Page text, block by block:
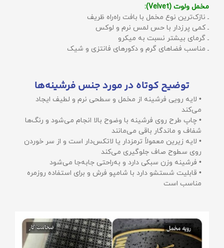
مخمل ولوت (Velvet):
ـ نازک‌ترین نوع مخمل با بافت راه‌راه ظریف
ـ کمی پرزدار با حس لمس نرم و لوکس
ـ گرمای بیشتر نسبت به میکرو
ـ مناسب فضاهای گرم و دکورهای فانتزی و شیک
توضیح کوتاه در مورد جنس فرشینه‌ها
• لایه رویی فرشینه از مخمل و سطحی نرم و لطیف ایجاد
می‌کند
• چاپ طرح روی فرشینه با وضوح بالا انجام می‌شود و رنگ‌ها
شفاف و ماندگار باقی می‌مانند
• لایه زیرین معمولاً ترمزدار یا لاتکس‌دار است و از سر خوردن
روی سطوح صاف جلوگیری می‌کند
• فرشینه وزن سبکی دارد و به‌راحتی جابه‌جا می‌شود
• قابلیت شستشو دارد با شامپو فرش و برای استفاده روزمره
مناسب است